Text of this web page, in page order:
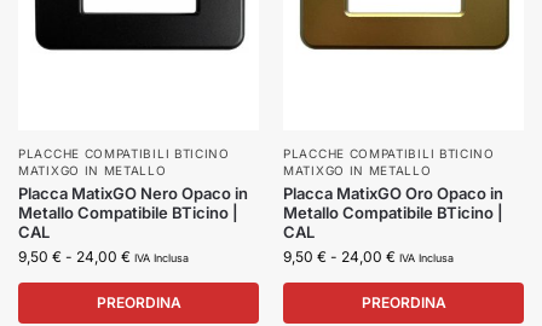
PLACCHE COMPATIBILI BTICINO
MATIXGO IN METALLO
Placca MatixGO Nero Opaco in
Metallo Compatibile BTicino |
CAL
9,50 € - 24,00 € IVA Inclusa
PREORDINA
PLACCHE COMPATIBILI BTICINO
MATIXGO IN METALLO
Placca MatixGO Oro Opaco in
Metallo Compatibile BTicino |
CAL
9,50 € - 24,00 € IVA Inclusa
PREORDINA